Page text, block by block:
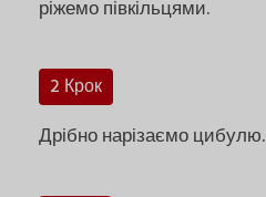
ріжемо півкільцями.
2 Крок
Дрібно нарізаємо цибулю.